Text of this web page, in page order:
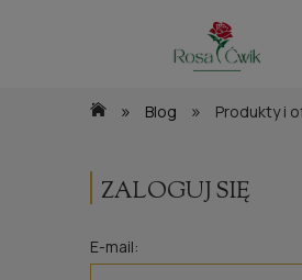
» Blog » Produkty i
ZALOGUJ SIĘ
E-mail: